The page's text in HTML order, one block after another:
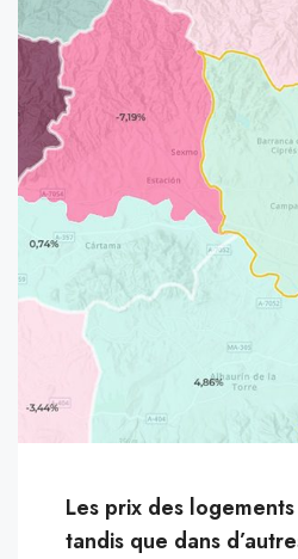
Les prix des
tandis que dans